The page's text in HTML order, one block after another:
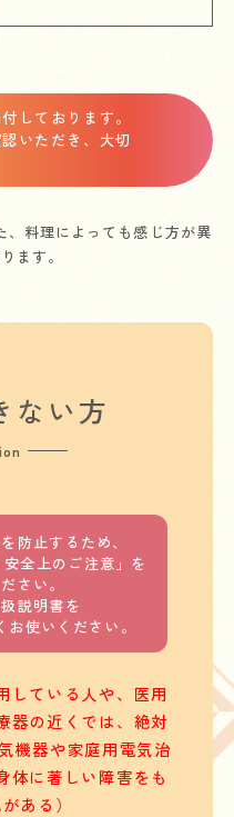
しております。
いただき、大切
料理によっても感じ方が異
ます。
ない方
防止するため、
全上のご注意」を
さい。
説明書を
使いください。
ている人や、医用
器の近くでは、絶対
機器や家庭用電気治
体に著しい障害をも
ある）